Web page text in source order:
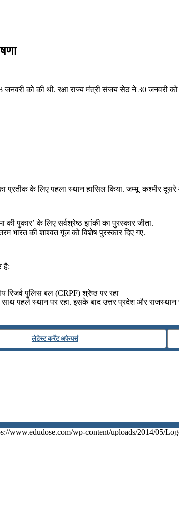
को की थी. रक्षा राज्य मंत्री संजय सेठ ने 30 जनवरी
प्रतीक के लिए पहला स्थान हासिल किया. जम्मू–कश्मीर
पुकार’ के लिए सर्वश्रेष्ठ झांकी का पुरस्कार जीता.
भारत की शाश्वत गूंज को विशेष पुरस्कार दिए गए.
है:
पुलिस बल (CRPF) श्रेष्ठ पर रहा
साथ पहले स्थान पर रहा. इसके बाद उत्तर प्रदेश और राजस्थान
लेटेस्ट कर्रेंट अफेयर्स
www.edudose.com/wp-content/uploads/2014/05/